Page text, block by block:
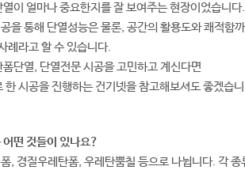
이 얼마나 중요한지를 잘 보여주는 현장이었습니다.
을 통해 단열성능은 물론, 공간의 활용도와 쾌적함까
례라고 할 수 있습니다.
단열, 단열전문 시공을 고민하고 계신다면
한 시공을 진행하는 건기넷을 참고해보셔도 좋겠습니
떤 것들이 있나요?
, 경질우레탄폼, 우레탄뿜칠 등으로 나뉩니다. 각 종